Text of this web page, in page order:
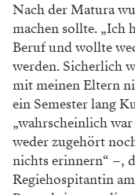
Nach der Matura
machen sollte. „Ich
Beruf und wollte
werden. Sicherlich
mit meinen Eltern
ein Semester lang
„wahrscheinlich
weder zugehört
nichts erinnern“ –,
Regiehospitantin